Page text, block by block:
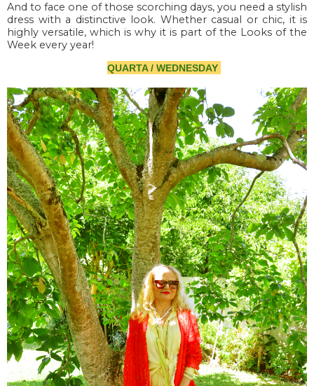
And to face one of those scorching days, you need a stylish
dress with a distinctive look. Whether casual or chic, it is
highly versatile, which is why it is part of the Looks of the
Week every year!
QUARTA / WEDNESDAY